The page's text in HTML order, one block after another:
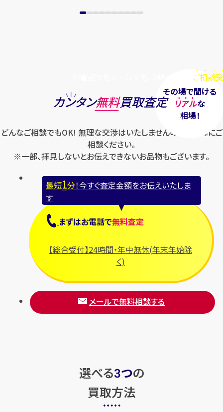
ご相談
その場で聞ける
リアルな
相場！
カンタン無料買取査定
どんなご相談でもOK! 無理な交渉はいたしませんのでお気軽にご
相談ください。
※一部、拝見しないとお伝えできないお品物もございます。
最短1分！今すぐ査定金額をお伝えいたしま
す
まずはお電話で無料査定
【総合受付】24時間・年中無休(年末年始除
く)
メールで無料相談する
選べる3つの
買取方法